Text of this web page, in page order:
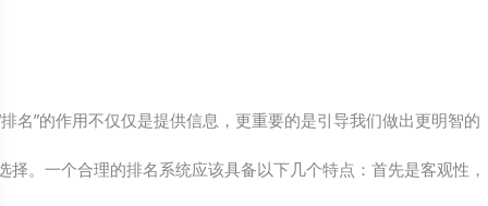
排名”的作用不仅仅是提供信息，更重要的是引导我们做出更明智的
择。一个合理的排名系统应该具备以下几个特点：首先是客观性，